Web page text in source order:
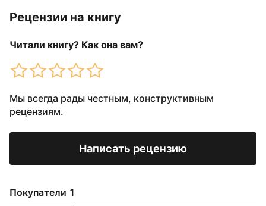
Рецензии на книгу
Читали книгу? Как она вам?
Мы всегда рады честным, конструктивным
рецензиям.
Написать рецензию
Покупатели 1